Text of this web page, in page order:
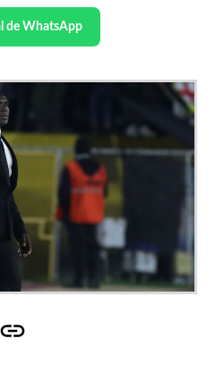
de WhatsApp